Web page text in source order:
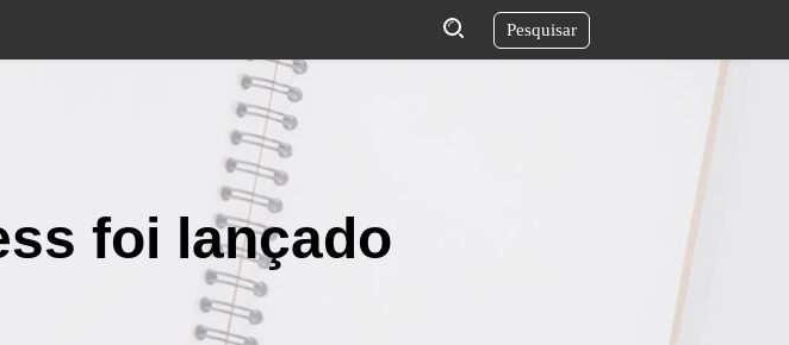
Pesquisar
foi lançado